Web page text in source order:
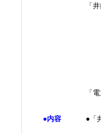
「
「
●内容 ●「